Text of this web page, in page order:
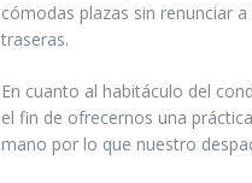
cómodas plazas sin renunciar
traseras.
En cuanto al habitáculo del
el fin de ofrecernos una
mano por lo que nuestro